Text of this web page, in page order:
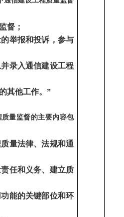
督；
举报和投诉，参与
录入通信建设工程
其他工作。”
量监督的主要内容包
量法律、法规和通
任和义务、建立质
能的关键部位和环